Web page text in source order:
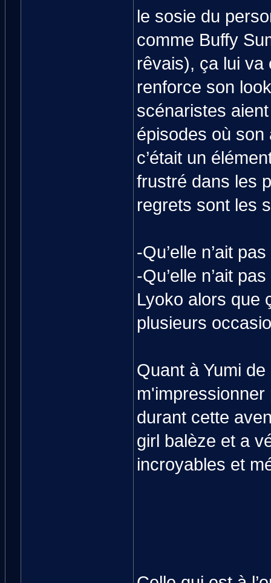
le sosie du
comme Buffy
rêvais), ça lui va
renforce son
scénaristes
épisodes où son
c’était un
frustré dans les
regrets sont les
-Qu’elle n’ait
-Qu’elle n’ait
Lyoko alors que
plusieurs
Quant à Yumi de
durant cette
girl balèze et a
incroyables et